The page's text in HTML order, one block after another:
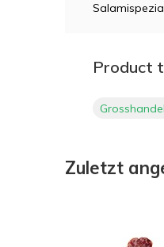
Product
Zuletzt